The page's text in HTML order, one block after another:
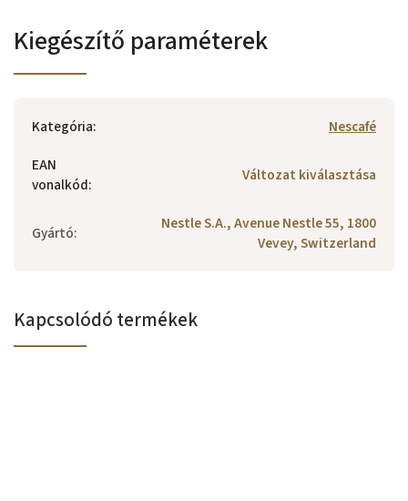
Kiegészítő paraméterek
Kategória:
Nescafé
EAN
vonalkód: Változat kiválasztása
Gyártó:
Nestle S.A., Avenue Nestle 55, 1800
Vevey, Switzerland
Kapcsolódó termékek